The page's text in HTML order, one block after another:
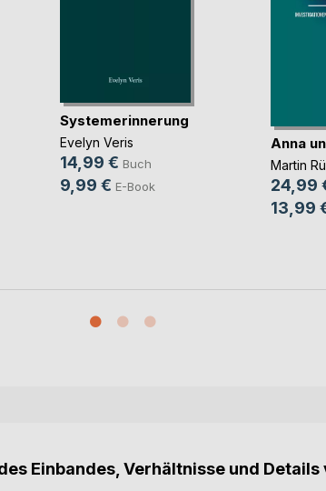
Systemerinnerung
Evelyn Veris
14,99 € Buch
9,99 € E-Book
Anna
Martin
24,99
13,99
Einbandes, Verhältnisse und